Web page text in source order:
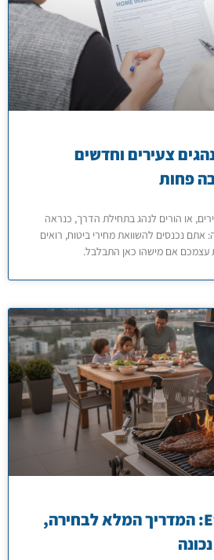
צעירים וחדשים
פחות
או הורים לנהג בתחילת הדרך, כנראה
נכנסים להשוואת מחירי ביטוח, רואים
עצמכם אם מישהו כאן התבלבל.
גריל גז Everdure: המדריך המלא לבחירה,